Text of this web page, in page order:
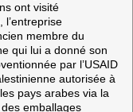
ont visité
l’entreprise
membre du
qui lui a donné son
par l’USAID
autorisée à
pays arabes via la
emballages